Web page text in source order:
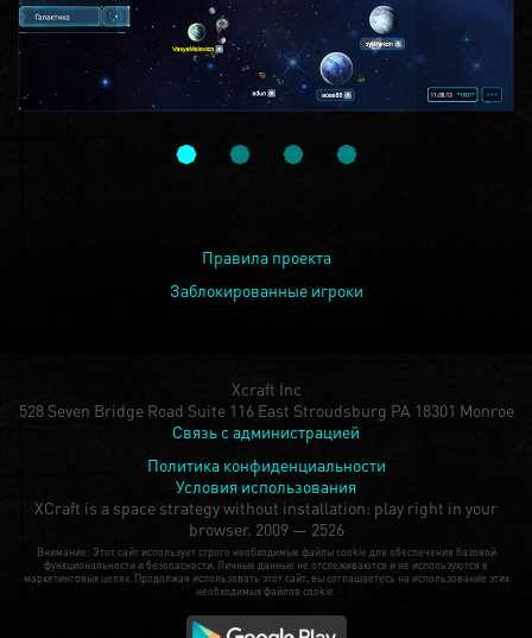
Правила проекта
Заблокированные игроки
Xcraft Inc
528 Seven Bridge Road Suite 116 East Stroudsburg PA 18301 Monroe
Связь с администрацией
Политика конфиденциальности
Условия использования
XCraft is a space strategy without installation: play right in your
browser. 2009 — 2526
Внимание: Этот сайт использует строго необходимые файлы cookie для обеспечения базовой
функциональности и безопасности. Личные данные не отслеживаются и не используются в
маркетинговых целях. Продолжая использовать этот сайт, вы соглашаетесь на использование этих
необходимых файлов cookie.